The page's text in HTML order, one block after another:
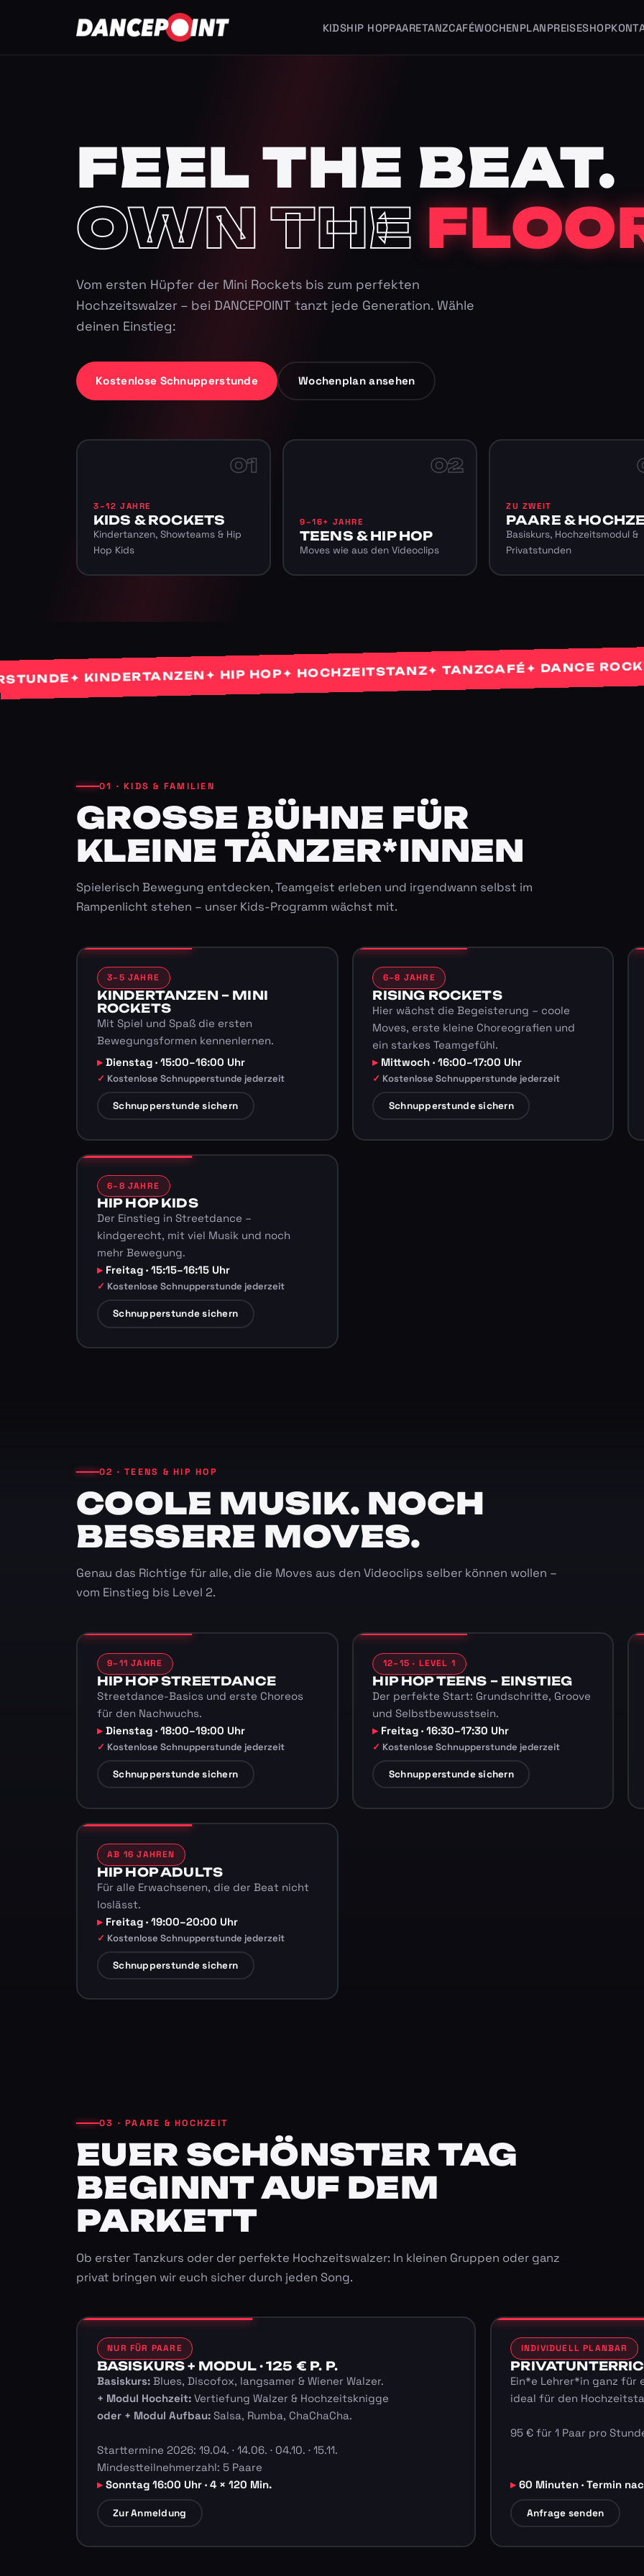
KIDSHIP HOPPAARETANZCAFÉWOCHENPLANPREISESHOP
FEEL THE BEAT.
OWN THE
Vom ersten Hüpfer der Mini Rockets bis zum perfekten
Hochzeitswalzer – bei DANCEPOINT tanzt jede Generation. Wähle
deinen Einstieg:
Kostenlose Schnupperstunde Wochenplan ansehen
01
3–12 JAHRE
KIDS & ROCKETS
Kindertanzen, Showteams & Hip
Hop Kids
02
9–16+ JAHRE
TEENS & HIP HOP
Moves wie aus den Videoclips
ZU ZWEIT
PAARE &
Basiskurs, Hochzeitsmodul &
Privatstunden
✦ KINDERTANZEN✦ HIP HOP✦ HOCHZEITSTANZ✦ TANZCAFÉ✦ DANCE ROCKETS✦
01 · KIDS & FAMILIEN
GROSSE BÜHNE FÜR K
LEINE TÄNZER*INNEN
Spielerisch Bewegung entdecken, Teamgeist erleben und irgendwann selbst im
Rampenlicht stehen – unser Kids-Programm wächst mit.
3–5 JAHRE
KINDERTANZEN – MINI
ROCKETS
Mit Spiel und Spaß die ersten
Bewegungsformen kennenlernen.
Dienstag · 15:00–16:00 Uhr
Kostenlose Schnupperstunde jederzeit
Schnupperstunde sichern
6–8 JAHRE
RISING ROCKETS
Hier wächst die Begeisterung – coole
Moves, erste kleine Choreografien und
ein starkes Teamgefühl.
Mittwoch · 16:00–17:00 Uhr
Kostenlose Schnupperstunde jederzeit
Schnupperstunde sichern
6–8 JAHRE
HIP HOP KIDS
Der Einstieg in Streetdance –
kindgerecht, mit viel Musik und noch
mehr Bewegung.
Freitag · 15:15–16:15 Uhr
Kostenlose Schnupperstunde jederzeit
Schnupperstunde sichern
02 · TEENS & HIP HOP
COOLE MUSIK. NOCH
BESSERE MOVES.
Genau das Richtige für alle, die die Moves aus den Videoclips selber können wollen –
vom Einstieg bis Level 2.
9–11 JAHRE
HIP HOP STREETDANCE
Streetdance-Basics und erste Choreos
für den Nachwuchs.
Dienstag · 18:00–19:00 Uhr
Kostenlose Schnupperstunde jederzeit
Schnupperstunde sichern
12–15 · LEVEL 1
HIP HOP TEENS – EINSTIEG
Der perfekte Start: Grundschritte, Groove
und Selbstbewusstsein.
Freitag · 16:30–17:30 Uhr
Kostenlose Schnupperstunde jederzeit
Schnupperstunde sichern
AB 16 JAHREN
HIP HOP ADULTS
Für alle Erwachsenen, die der Beat nicht
loslässt.
Freitag · 19:00–20:00 Uhr
Kostenlose Schnupperstunde jederzeit
Schnupperstunde sichern
03 · PAARE & HOCHZEIT
EUER SCHÖNSTER TAG
BEGINNT AUF DEM
PARKETT
Ob erster Tanzkurs oder der perfekte Hochzeitswalzer: In kleinen Gruppen oder ganz
privat bringen wir euch sicher durch jeden Song.
NUR FÜR PAARE
BASISKURS + MODUL · 125 € P. P.
Basiskurs:Blues, Discofox, langsamer & Wiener Walzer.
+ Modul Hochzeit:Vertiefung Walzer & Hochzeitsknigge
oder + Modul Aufbau:Salsa, Rumba, ChaChaCha.
Starttermine 2026: 19.04. · 14.06. · 04.10. · 15.11.
Mindestteilnehmerzahl: 5 Paare
Sonntag 16:00 Uhr · 4 × 120 Min.
Zur Anmeldung
INDIVIDUELL PLANBAR
Ein*e Lehrer*in ganz für
ideal für den
95 € für 1 Paar pro
60 Minuten · Termin
Anfrage senden